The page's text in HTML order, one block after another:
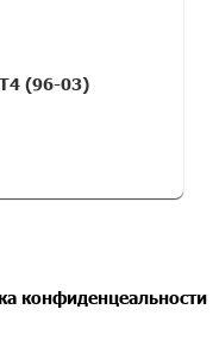
(96-03)
конфиденцеальности